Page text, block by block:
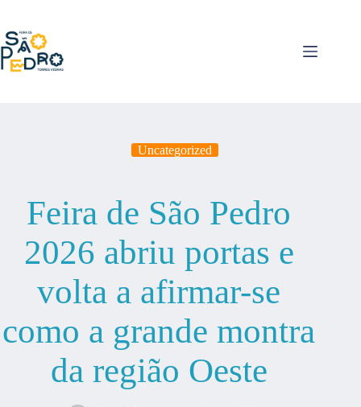
o
conteúdo
Uncategorized
Feira de São Pedro
2026 abriu portas e
volta a afirmar-se
como a grande montra
da região Oeste